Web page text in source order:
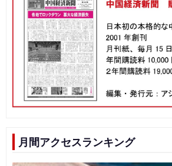
月間アクセスランキング